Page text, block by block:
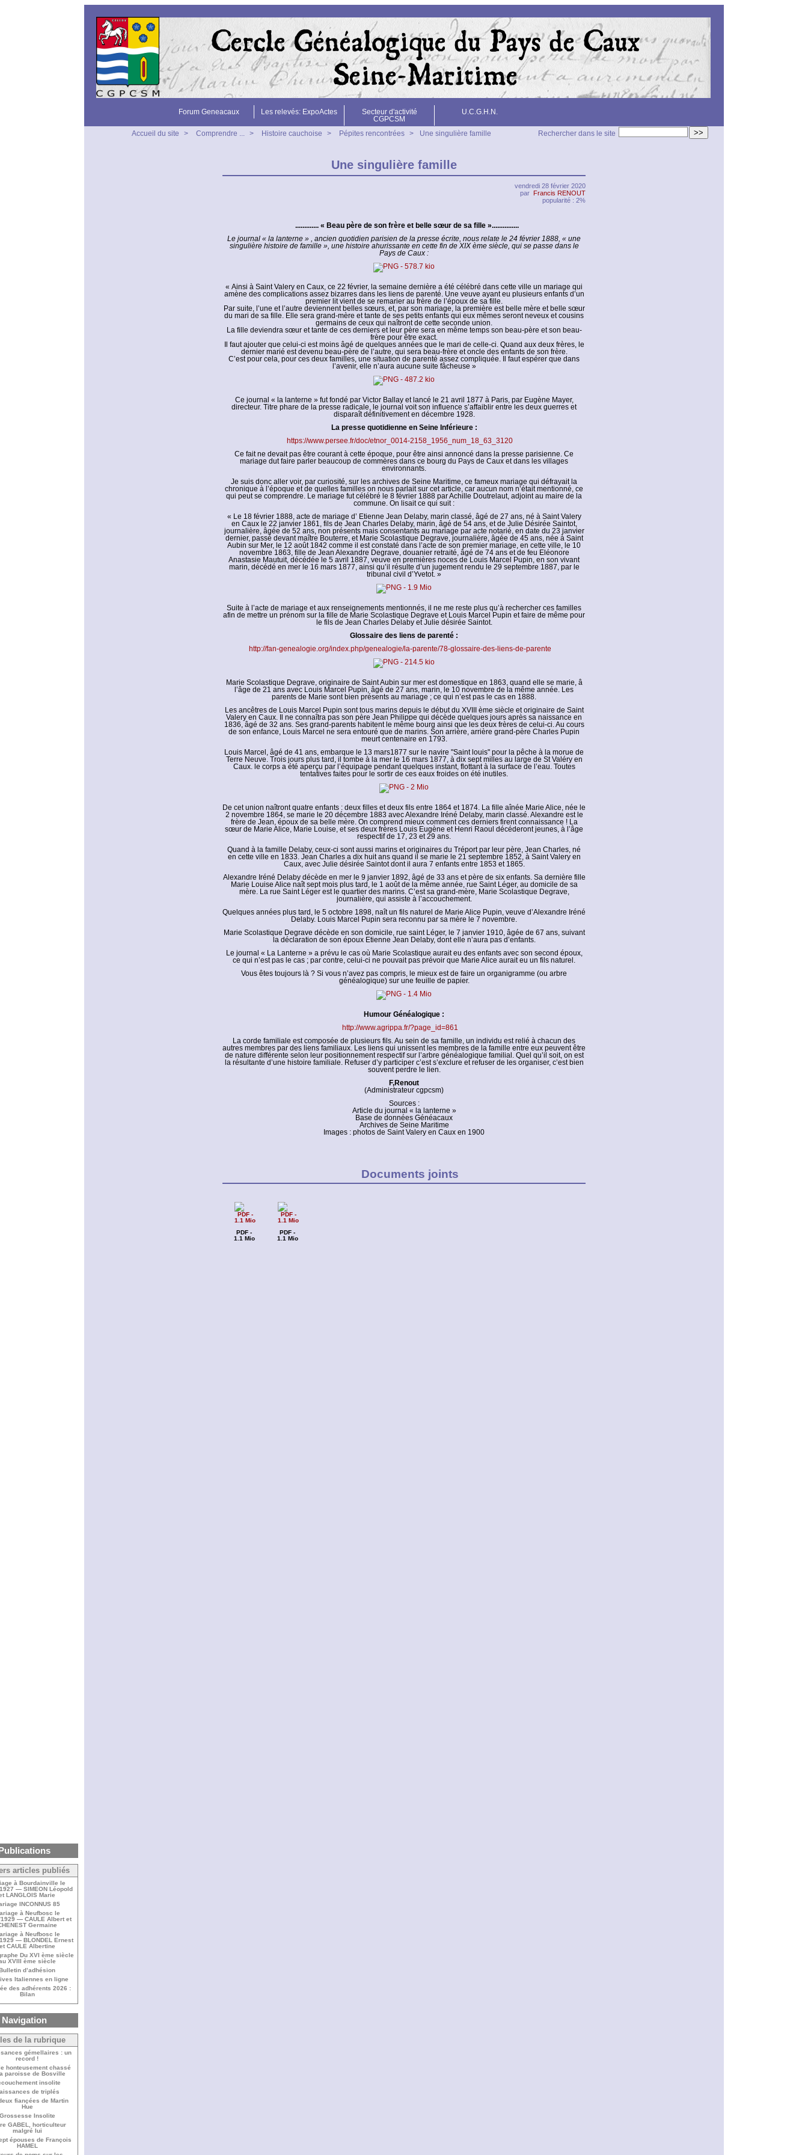
Forum Geneacaux Les relevés: ExpoActes
Secteur d'activité
CGPCSM
U.C.G.H.N.
>>
Rechercher dans le site
Accueil du site > Comprendre ... > Histoire cauchoise > Pépites rencontrées > Une singulière famille
Une singulière famille
vendredi 28 février 2020
par Francis RENOUT
popularité : 2%
............. « Beau père de son frère et belle sœur de sa fille »...............
Le journal « la lanterne » , ancien quotidien parisien de la presse écrite, nous relate le 24 février 1888, « une
singulière histoire de famille », une histoire ahurissante en cette fin de XIX ème siècle, qui se passe dans le
Pays de Caux :
« Ainsi à Saint Valery en Caux, ce 22 février, la semaine dernière a été célébré dans cette ville un mariage qui
amène des complications assez bizarres dans les liens de parenté. Une veuve ayant eu plusieurs enfants d’un
premier lit vient de se remarier au frère de l’époux de sa fille.
Par suite, l’une et l’autre deviennent belles sœurs, et, par son mariage, la première est belle mère et belle sœur
du mari de sa fille. Elle sera grand-mère et tante de ses petits enfants qui eux mêmes seront neveux et cousins
germains de ceux qui naîtront de cette seconde union.
La fille deviendra sœur et tante de ces derniers et leur père sera en même temps son beau-père et son beau-
frère pour être exact.
Il faut ajouter que celui-ci est moins âgé de quelques années que le mari de celle-ci. Quand aux deux frères, le
dernier marié est devenu beau-père de l’autre, qui sera beau-frère et oncle des enfants de son frère.
C’est pour cela, pour ces deux familles, une situation de parenté assez compliquée. Il faut espérer que dans
l’avenir, elle n’aura aucune suite fâcheuse »
Ce journal « la lanterne » fut fondé par Victor Ballay et lancé le 21 avril 1877 à Paris, par Eugène Mayer,
directeur. Titre phare de la presse radicale, le journal voit son influence s’affaiblir entre les deux guerres et
disparaît définitivement en décembre 1928.
La presse quotidienne en Seine Inférieure :
https://www.persee.fr/doc/etnor_0014-2158_1956_num_18_63_3120
Ce fait ne devait pas être courant à cette époque, pour être ainsi annoncé dans la presse parisienne. Ce
mariage dut faire parler beaucoup de commères dans ce bourg du Pays de Caux et dans les villages
environnants.
Je suis donc aller voir, par curiosité, sur les archives de Seine Maritime, ce fameux mariage qui défrayait la
chronique à l’époque et de quelles familles on nous parlait sur cet article, car aucun nom n’était mentionné, ce
qui peut se comprendre. Le mariage fut célébré le 8 février 1888 par Achille Doutrelaut, adjoint au maire de la
commune. On lisait ce qui suit :
« Le 18 février 1888, acte de mariage d’ Etienne Jean Delaby, marin classé, âgé de 27 ans, né à Saint Valery
en Caux le 22 janvier 1861, fils de Jean Charles Delaby, marin, âgé de 54 ans, et de Julie Désirée Saintot,
journalière, âgée de 52 ans, non présents mais consentants au mariage par acte notarié, en date du 23 janvier
dernier, passé devant maître Bouterre, et Marie Scolastique Degrave, journalière, âgée de 45 ans, née à Saint
Aubin sur Mer, le 12 août 1842 comme il est constaté dans l’acte de son premier mariage, en cette ville, le 10
novembre 1863, fille de Jean Alexandre Degrave, douanier retraité, âgé de 74 ans et de feu Eléonore
Anastasie Mautuit, décédée le 5 avril 1887, veuve en premières noces de Louis Marcel Pupin, en son vivant
marin, décédé en mer le 16 mars 1877, ainsi qu’il résulte d’un jugement rendu le 29 septembre 1887, par le
tribunal civil d’Yvetot. »
Suite à l’acte de mariage et aux renseignements mentionnés, il ne me reste plus qu’à rechercher ces familles
afin de mettre un prénom sur la fille de Marie Scolastique Degrave et Louis Marcel Pupin et faire de même pour
le fils de Jean Charles Delaby et Julie désirée Saintot.
Glossaire des liens de parenté :
http://fan-genealogie.org/index.php/genealogie/la-parente/78-glossaire-des-liens-de-parente
Marie Scolastique Degrave, originaire de Saint Aubin sur mer est domestique en 1863, quand elle se marie, â
l’âge de 21 ans avec Louis Marcel Pupin, âgé de 27 ans, marin, le 10 novembre de la même année. Les
parents de Marie sont bien présents au mariage ; ce qui n’est pas le cas en 1888.
Les ancêtres de Louis Marcel Pupin sont tous marins depuis le début du XVIII ème siècle et originaire de Saint
Valery en Caux. Il ne connaîtra pas son père Jean Philippe qui décède quelques jours après sa naissance en
1836, âgé de 32 ans. Ses grand-parents habitent le même bourg ainsi que les deux frères de celui-ci. Au cours
de son enfance, Louis Marcel ne sera entouré que de marins. Son arrière, arrière grand-père Charles Pupin
meurt centenaire en 1793.
Louis Marcel, âgé de 41 ans, embarque le 13 mars1877 sur le navire "Saint louis" pour la pêche à la morue de
Terre Neuve. Trois jours plus tard, il tombe à la mer le 16 mars 1877, à dix sept milles au large de St Valéry en
Caux. le corps a été aperçu par l’équipage pendant quelques instant, flottant à la surface de l’eau. Toutes
tentatives faites pour le sortir de ces eaux froides on été inutiles.
De cet union naîtront quatre enfants : deux filles et deux fils entre 1864 et 1874. La fille aînée Marie Alice, née le
2 novembre 1864, se marie le 20 décembre 1883 avec Alexandre Iréné Delaby, marin classé. Alexandre est le
frère de Jean, époux de sa belle mère. On comprend mieux comment ces derniers firent connaissance ! La
sœur de Marie Alice, Marie Louise, et ses deux frères Louis Eugène et Henri Raoul décéderont jeunes, à l’âge
respectif de 17, 23 et 29 ans.
Quand à la famille Delaby, ceux-ci sont aussi marins et originaires du Tréport par leur père, Jean Charles, né
en cette ville en 1833. Jean Charles a dix huit ans quand il se marie le 21 septembre 1852, à Saint Valery en
Caux, avec Julie désirée Saintot dont il aura 7 enfants entre 1853 et 1865.
Alexandre Iréné Delaby décède en mer le 9 janvier 1892, âgé de 33 ans et père de six enfants. Sa dernière fille
Marie Louise Alice naît sept mois plus tard, le 1 août de la même année, rue Saint Léger, au domicile de sa
mère. La rue Saint Léger est le quartier des marins. C’est sa grand-mère, Marie Scolastique Degrave,
journalière, qui assiste à l’accouchement.
Quelques années plus tard, le 5 octobre 1898, naît un fils naturel de Marie Alice Pupin, veuve d’Alexandre Iréné
Delaby. Louis Marcel Pupin sera reconnu par sa mère le 7 novembre.
Marie Scolastique Degrave décède en son domicile, rue saint Léger, le 7 janvier 1910, âgée de 67 ans, suivant
la déclaration de son époux Etienne Jean Delaby, dont elle n’aura pas d’enfants.
Le journal « La Lanterne » a prévu le cas où Marie Scolastique aurait eu des enfants avec son second époux,
ce qui n’est pas le cas ; par contre, celui-ci ne pouvait pas prévoir que Marie Alice aurait eu un fils naturel.
Vous êtes toujours là ? Si vous n’avez pas compris, le mieux est de faire un organigramme (ou arbre
généalogique) sur une feuille de papier.
Humour Généalogique :
http://www.agrippa.fr/?page_id=861
La corde familiale est composée de plusieurs fils. Au sein de sa famille, un individu est relié à chacun des
autres membres par des liens familiaux. Les liens qui unissent les membres de la famille entre eux peuvent être
de nature différente selon leur positionnement respectif sur l’arbre généalogique familial. Quel qu’il soit, on est
la résultante d’une histoire familiale. Refuser d’y participer c’est s’exclure et refuser de les organiser, c’est bien
souvent perdre le lien.
F,Renout
(Administrateur cgpcsm)
Sources :
Article du journal « la lanterne »
Base de données Généacaux
Archives de Seine Maritime
Images : photos de Saint Valery en Caux en 1900
Documents joints
PDF -
1.1 Mio
PDF -
1.1 Mio
articles publiés
à Bourdainville le
— SIMEON Léopold
LANGLOIS Marie
INCONNUS 85
à Neufbosc le
— CAULE Albert et
Germaine
à Neufbosc le
— BLONDEL Ernest
CAULE Albertine
Du XVI ème siècle
XVIII ème siècle
d’adhésion
Italiennes en ligne
des adhérents 2026 :
Bilan
Navigation
de la rubrique
gémellaires : un
record !
honteusement chassé
paroisse de Bosville
insolite
de triplés
fiançées de Martin
Hue
Insolite
GABEL, horticulteur
malgré lui
épouses de François
HAMEL